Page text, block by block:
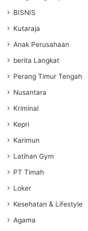
BISNIS
Kutaraja
Anak Perusahaan
berita Langkat
Perang Timur Tengah
Nusantara
Kriminal
Kepri
Karimun
Latihan Gym
PT Timah
Loker
Kesehatan & Lifestyle
Agama